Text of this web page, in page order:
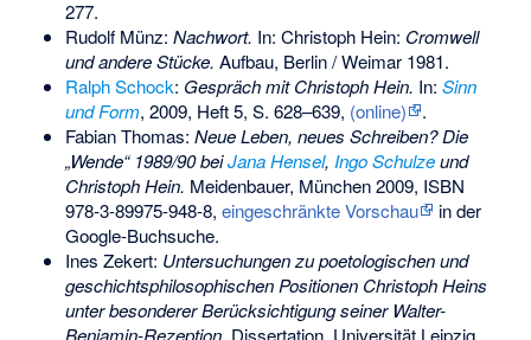
277.
Rudolf Münz: Nachwort. In: Christoph Hein: Cromwell
und andere Stücke. Aufbau, Berlin / Weimar 1981.
Ralph Schock: Gespräch mit Christoph Hein. In: Sinn
und Form, 2009, Heft 5, S. 628–639, (online)
.
Fabian Thomas: Neue Leben, neues Schreiben? Die
„Wende“ 1989/90 beiJana Hensel, Ingo Schulzeund
Christoph Hein. Meidenbauer, München 2009, ISBN
978-3-89975-948-8, eingeschränkte Vorschau
in der
Google-Buchsuche.
Ines Zekert: Untersuchungen zu poetologischen und
geschichtsphilosophischen Positionen Christoph Heins
unter besonderer Berücksichtigung seiner Walter-
Benjamin-Rezeption. Dissertation, Universität Leipzig,